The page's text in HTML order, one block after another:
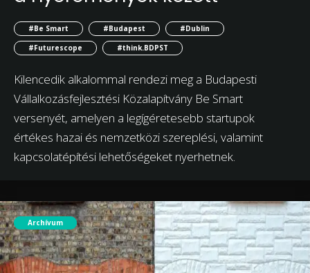
#Be Smart #Budapest
#Dublin
#Futurescope
#think.BDPST
Kilencedik alkalommal rendezi meg a Budapesti
Vállalkozásfejlesztési Közalapítvány Be Smart
versenyét, amelyen a legígéretesebb startupok
értékes hazai és nemzetközi szereplési, valamint
kapcsolatépítési lehetőségeket nyerhetnek.
Archívum